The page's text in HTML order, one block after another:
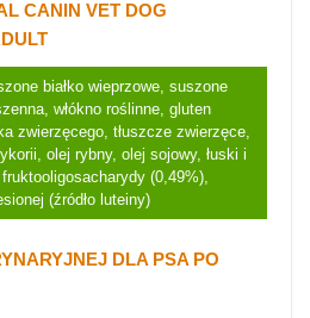
CANIN VET DOG
białko wieprzowe, suszone
włókno roślinne, gluten
zwierzęcego, tłuszcze zwierzęce,
olej rybny, olej sojowy, łuski i
(0,49%),
(źródło luteiny)
DLA PSA PO